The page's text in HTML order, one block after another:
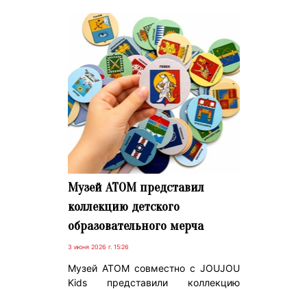
Музей АТОМ представил
коллекцию детского
образовательного мерча
3 июня 2026 г. 15:26
Музей АТОМ совместно с JOUJOU
Kids представили коллекцию